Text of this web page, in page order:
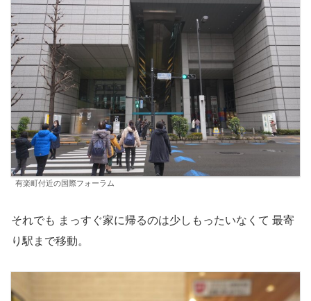
有楽町付近の国際フォーラム
それでも まっすぐ家に帰るのは少しもったいなくて 最寄
り駅まで移動。